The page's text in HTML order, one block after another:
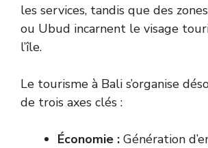
les services, tandis que des
ou Ubud incarnent le visage
l’île.
Le tourisme à Bali s’organise
de trois axes clés :
Économie : Génération